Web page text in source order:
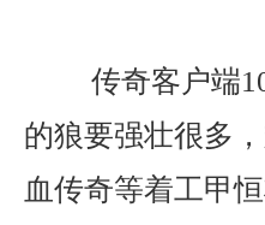
传奇客户端
的狼要强壮很多
血传奇等着工甲